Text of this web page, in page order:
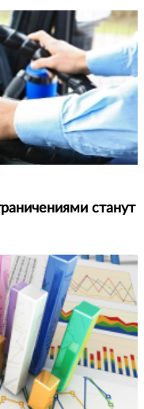
станут